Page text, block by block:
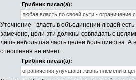
Грибник писал(а):
любая власть по своей сути - ограничение
Уточнение - власть в объединении людей есть
замечено, цели эти должны совпадать с
лишь небольшая часть целей большинства. А
отношения не имеет.
Грибник писал(а):
ограничения улучшают жизнь племени в